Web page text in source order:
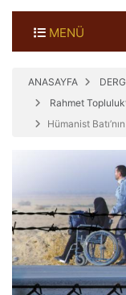
MENÜ
ANASAYFA
Rahmet
Hümanist